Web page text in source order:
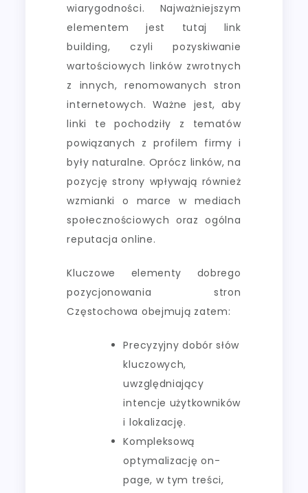
wiarygodności. Najważniejszym
elementem jest tutaj link
building, czyli pozyskiwanie
wartościowych linków zwrotnych
z innych, renomowanych stron
internetowych. Ważne jest, aby
linki te pochodziły z tematów
powiązanych z profilem firmy i
były naturalne. Oprócz linków, na
pozycję strony wpływają również
wzmianki o marce w mediach
społecznościowych oraz ogólna
reputacja online.
Kluczowe elementy dobrego
pozycjonowania stron
Częstochowa obejmują zatem:
Precyzyjny dobór słów
kluczowych,
uwzględniający
intencje użytkowników
i lokalizację.
Kompleksową
optymalizację on-
page, w tym treści,